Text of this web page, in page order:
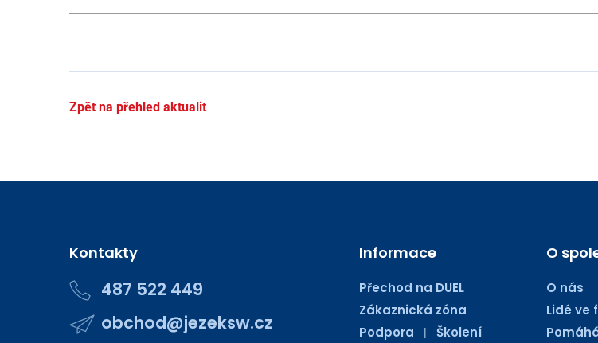
Zpět na přehled aktualit
Kontakty
487 522 449
obchod@jezeksw.cz
Informace
Přechod na DUEL
Zákaznická zóna
Podpora
| Školení
O
O nás
Lidé ve